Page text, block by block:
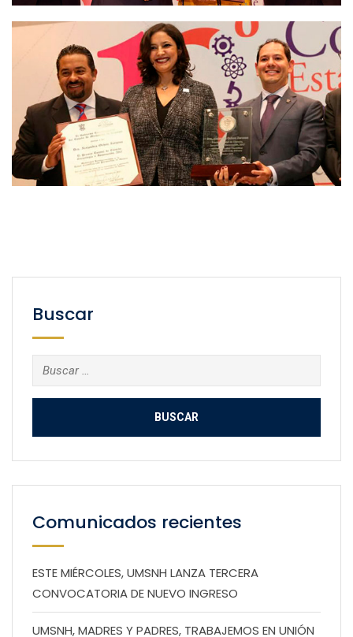
Buscar
Buscar:
Comunicados recientes
ESTE MIÉRCOLES, UMSNH LANZA TERCERA
CONVOCATORIA DE NUEVO INGRESO
UMSNH, MADRES Y PADRES, TRABAJEMOS EN UNIÓN